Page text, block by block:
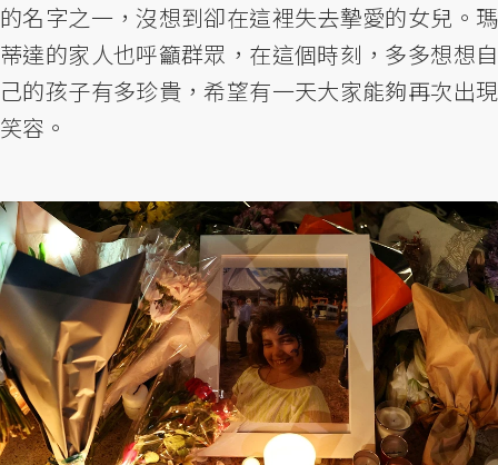
的名字之一，沒想到卻在這裡失去摯愛的女兒。瑪
蒂達的家人也呼籲群眾，在這個時刻，多多想想自
己的孩子有多珍貴，希望有一天大家能夠再次出現
笑容。